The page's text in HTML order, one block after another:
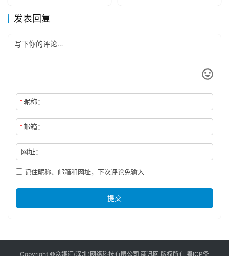
发表回复
*昵称：
*邮箱：
网址：
记住昵称、邮箱和网址，下次评论免输入
提交
Copyright ©众媒汇(深圳)网络科技有限公司 商讯网 版权所有 粤ICP备